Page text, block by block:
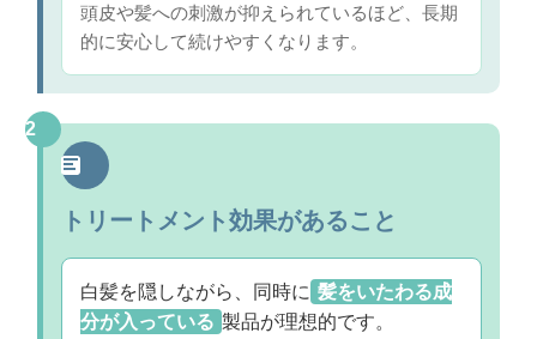
頭皮や髪への刺激が抑えられているほど、長期
的に安心して続けやすくなります。
2
トリートメント効果があること
白髪を隠しながら、同時に 髪をいたわる成
分が入っている 製品が理想的です。